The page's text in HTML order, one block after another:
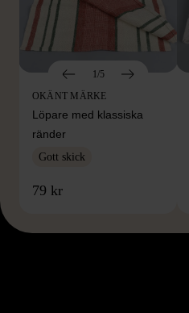
1/5
OKÄNT MÄRKE
Löpare med klassiska
ränder
Gott skick
79 kr